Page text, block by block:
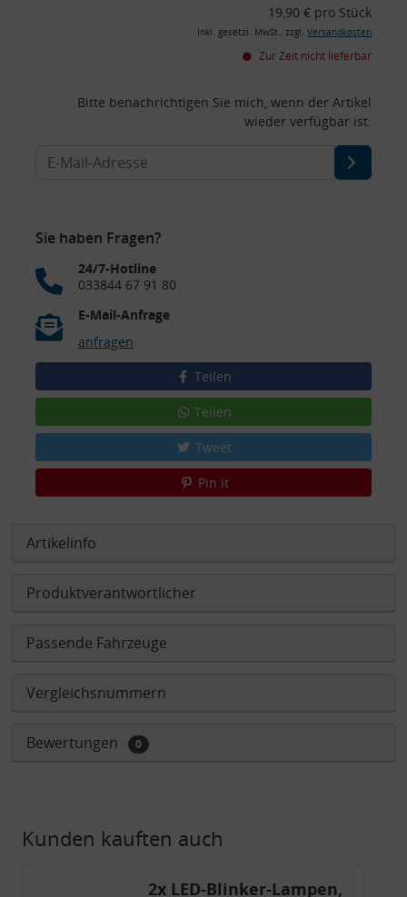
19,90 € pro Stück
inkl. gesetzl. MwSt., zzgl. Versandkosten
Zur Zeit nicht lieferbar
Bitte benachrichtigen Sie mich, wenn der Artikel
wieder verfügbar ist:
Sie haben Fragen?
24/7-Hotline
033844 67 91 80
E-Mail-Anfrage
anfragen
Teilen
Teilen
Tweet
Pin it
Artikelinfo
Produktverantwortlicher
Passende Fahrzeuge
Vergleichsnummern
Bewertungen 0
Kunden kauften auch
2x LED-Blinker-Lampen,